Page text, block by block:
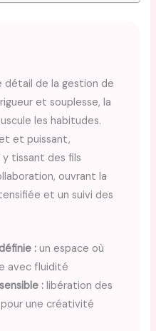
détail de la gestion de
et souplesse, la
les habitudes.
et puissant,
tissant des fils
ouvrant la
et un suivi des
:un espace où
avec fluidité
:libération des
une créativité